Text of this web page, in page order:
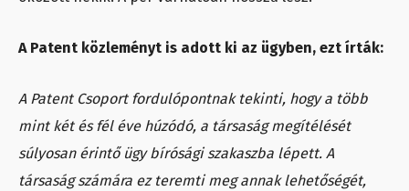
A Patent közleményt is adott ki az ügyben, ezt írták:
A Patent Csoport fordulópontnak tekinti, hogy a több
mint két és fél éve húzódó, a társaság megítélését
súlyosan érintő ügy bírósági szakaszba lépett. A
társaság számára ez teremti meg annak lehetőségét,